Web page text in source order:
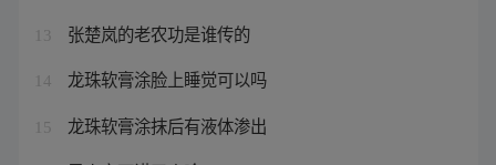
13 张楚岚的老农功是谁传的
14 龙珠软膏涂脸上睡觉可以吗
15 龙珠软膏涂抹后有液体渗出